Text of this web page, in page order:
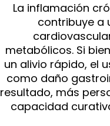
La inflamación
contribuye a
metabólicos. Si
un alivio rápido, el
como daño
resultado, más
capacidad